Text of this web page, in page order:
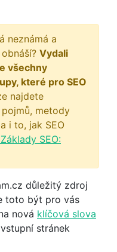
neznámá a
Vydali
všechny
které pro SEO
najdete
metody
i to, jak SEO
SEO:
důležitý zdroj
toto být pro vás
nová klíčová slova
stránek